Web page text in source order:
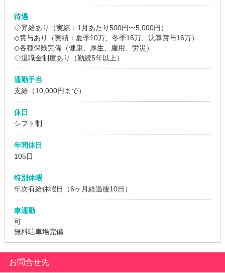
待遇
◇昇給あり（実績：1月あたり500円〜5,000円）
◇賞与あり（実績：夏季10万、冬季16万、決算賞与16万）
◇各種保険完備（健康、厚生、雇用、労災）
◇退職金制度あり（勤続5年以上）
通勤手当
支給（10,000円まで）
休日
シフト制
年間休日
105日
特別休暇
年次有給休暇日（6ヶ月経過後10日）
車通勤
可
無料駐車場完備
お問合せ先